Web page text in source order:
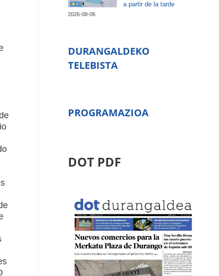
a partir de la tarde
2026-08-06
DURANGALDEKO
TELEBISTA
PROGRAMAZIOA
DOT PDF